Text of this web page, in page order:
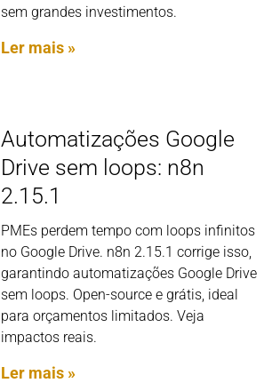
sem grandes investimentos.
Ler mais »
Automatizações Google
Drive sem loops: n8n
2.15.1
PMEs perdem tempo com loops infinitos
no Google Drive. n8n 2.15.1 corrige isso,
garantindo automatizações Google Drive
sem loops. Open-source e grátis, ideal
para orçamentos limitados. Veja
impactos reais.
Ler mais »